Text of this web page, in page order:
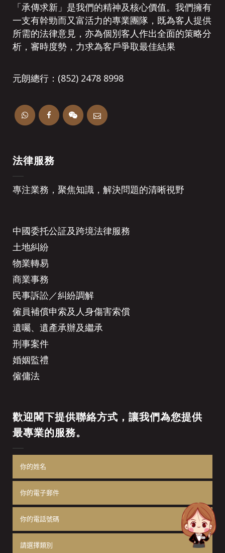
「承傳求新」是我們的精神及核心價值。我們擁有
一支有幹勁而又富活力的專業團隊，既為客人提供
所需的法律意見，亦為個別客人作出全面的策略分
析，審時度勢，力求為客戶爭取最佳結果
元朗總行：(852) 2478 8998
法律服務
專注業務，聚焦知識，解決問題的清晰視野
中國委托公証及跨境法律服務
土地糾紛
物業轉易
商業事務
民事訴訟／糾紛調解
僱員補償申索及人身傷害索償
遺囑、遺產承辦及繼承
刑事案件
婚姻監禮
僱傭法
歡迎閣下提供聯絡方式，讓我們為您提供
最專業的服務。